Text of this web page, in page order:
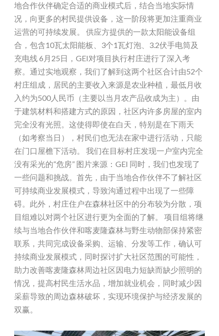
地合作伙伴确定合适的商业模式后，结合当地实际情
况，向更多的村民提供设备，这一阶段将更加注重商业
运营的可持续发展。 供应方提供的一款太阳能设备组
合，包含10瓦太阳能板、3个1瓦灯泡、3.2伏手电筒及
充电线 6月25日，GEI对项目执行村庄进行了深入考
察。通过实地观察，我们了解到这两个社区合计由52个
村庄组成，居民的主要收入来源是农业种植，最低月收
入约为500人民币（主要以当月农产品收成为主）。由
于建筑材料和搭建方式的原因，社区内许多房屋的室内
完全没有光照。这使得即使在白天，特别是在下雨天
（如考察当日），村民们也无法在家中进行活动，只能
在门口屋檐下活动。 我们在目标村庄发现一户室内完全
没有采光的“危房” 图片来源：GEI 同时，我们也发现了
一些问题和挑战。首先，由于当地合作伙伴不了解社区
可持续商业发展模式，导致沟通过程中出现了一些障
碍。此外，村庄住户在森林社区中的分布较为分散，项
目组难以对两个社区进行更为全面的了解。 项目组将继
续与当地合作伙伴和喀麦隆森林与野生动物部保持紧密
联系，共同完成设备采购、运输、分发等工作，确认可
持续商业发展模式，同时探讨扩大社区范围的可能性，
助力改善喀麦隆森林周边社区因电力短缺而缺少照明的
情况，提高村民生活水品，增加就业机会，同时减少因
采薪导致的周边森林破坏，实现环境保护与经济发展的
双赢。